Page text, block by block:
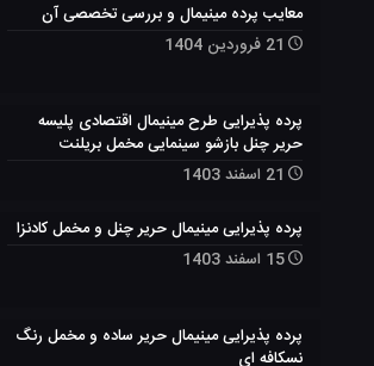
معایب پرده مینیمال و بررسی تخصصی آن
21 فروردین 1404
پرده پذیرایی طرح مینیمال اقتصادی پلیسه
حریر چنل بازشو سینمایی مخمل بریلنت
21 اسفند 1403
پرده پذیرایی مینیمال حریر چنل و مخمل کادنزا
15 اسفند 1403
پرده پذیرایی مینیمال حریر ساده و مخمل رنگ
نسکافه ای